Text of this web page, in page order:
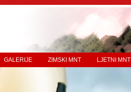
GALERIJE ZIMSKI MNT LJETNI MNT